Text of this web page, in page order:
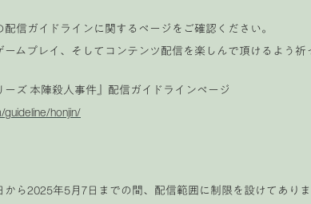
信ガイドラインに関するページをご確認ください。
ムプレイ、そしてコンテンツ配信を楽しんで頂けるよう祈
ーズ 本陣殺人事件』配信ガイドラインページ
guideline/honjin/
ら2025年5月7日までの間、配信範囲に制限を設けてありま